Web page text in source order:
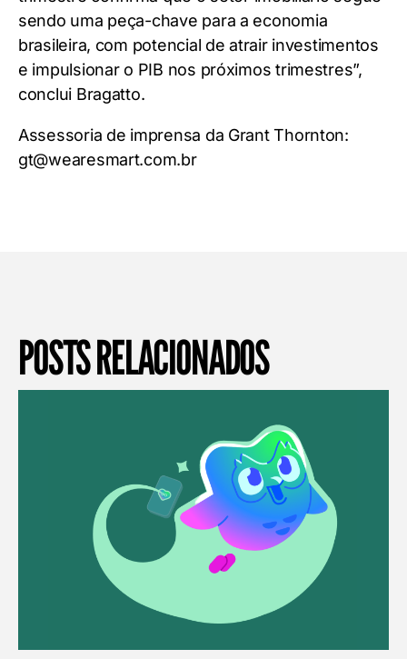
sendo uma peça-chave para a economia
brasileira, com potencial de atrair investimentos
e impulsionar o PIB nos próximos trimestres”,
conclui Bragatto.
Assessoria de imprensa da Grant Thornton:
gt@wearesmart.com.br
POSTS RELACIONADOS